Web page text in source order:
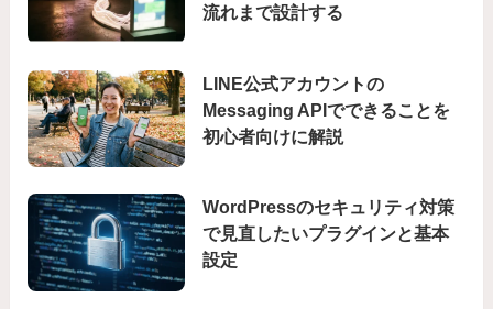
流れまで設計する
LINE公式アカウントの
Messaging APIでできることを
初心者向けに解説
WordPressのセキュリティ対策
で見直したいプラグインと基本
設定